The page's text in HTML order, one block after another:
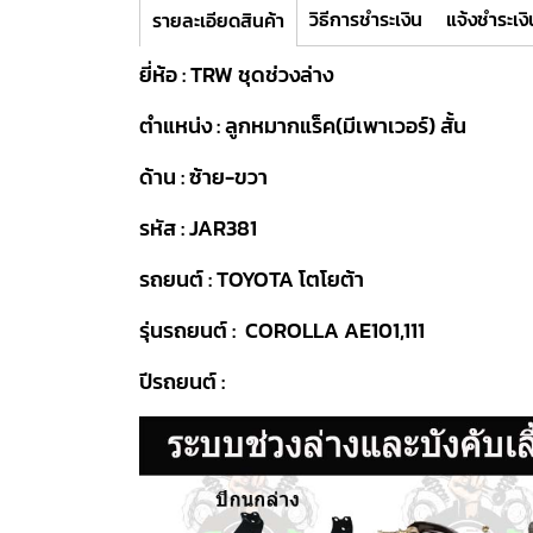
รายละเอียดสินค้า วิธีการชำระเงิน แจ้งชำระเ
ยี่ห้อ : TRW ชุดช่วงล่าง
ตำแหน่ง : ลูกหมากแร็ค(มีเพาเวอร์) สั้น
ด้าน : ซ้าย-ขวา
รหัส : JAR381
รถยนต์ : TOYOTA โตโยต้า
รุ่นรถยนต์ : COROLLA AE101,111
ปีรถยนต์ :